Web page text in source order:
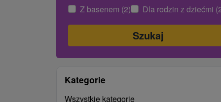
Z basenem (2) Dla rodzin z dziećmi
Kategorie
Wszystkie kategorie